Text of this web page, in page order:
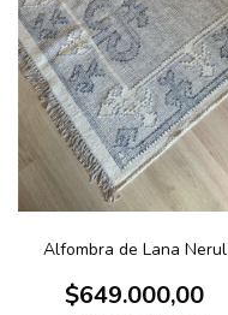
Alfombra de Lana Nerul
$649.000,00